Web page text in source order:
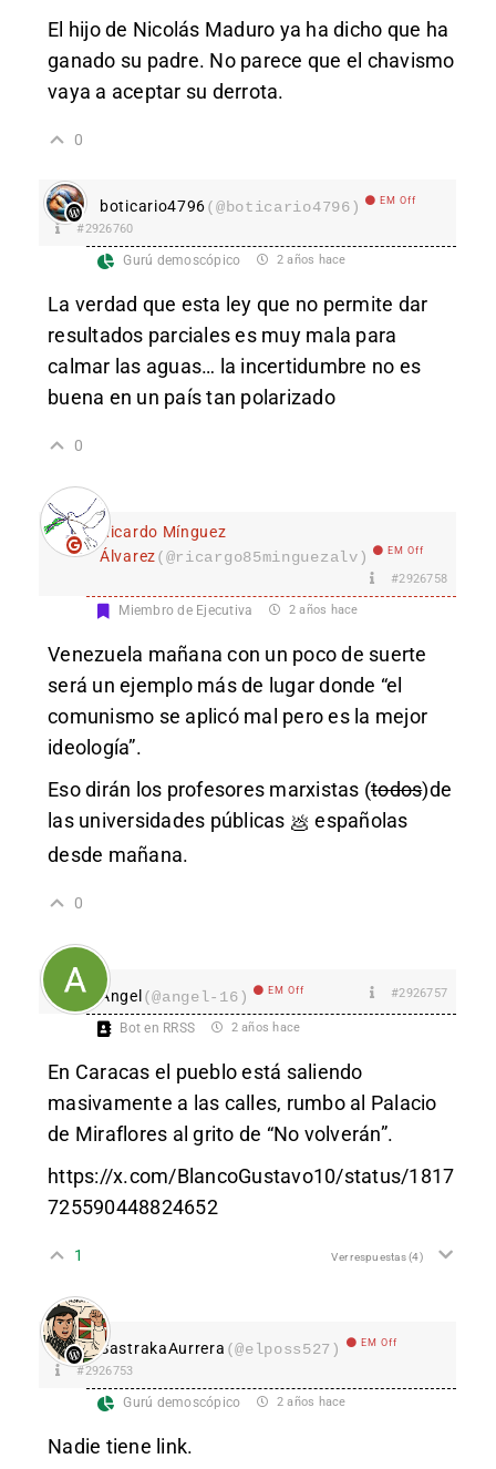
El hijo de Nicolás Maduro ya ha dicho que ha
ganado su padre. No parece que el chavismo
vaya a aceptar su derrota.
0
boticario4796(@boticario4796) EM Off
#2926760
Gurú demoscópico 2 años hace
La verdad que esta ley que no permite dar
resultados parciales es muy mala para
calmar las aguas… la incertidumbre no es
buena en un país tan polarizado
0
Ricardo Mínguez
Álvarez(@ricargo85minguezalv) EM Off
#2926758
Miembro de Ejecutiva 2 años hace
Venezuela mañana con un poco de suerte
será un ejemplo más de lugar donde “el
comunismo se aplicó mal pero es la mejor
ideología”.
Eso dirán los profesores marxistas (todos)de
las universidades públicas 💩 españolas
desde mañana.
0
Angel (@angel-16) EM Off #2926757
Bot en RRSS 2 años hace
En Caracas el pueblo está saliendo
masivamente a las calles, rumbo al Palacio
de Miraflores al grito de “No volverán”.
https://x.com/BlancoGustavo10/status/1817
725590448824652
1 Ver respuestas(4)
SastrakaAurrera (@elposs527) EM Off
#2926753
Gurú demoscópico 2 años hace
Nadie tiene link.